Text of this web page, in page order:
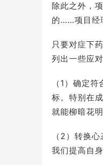
除此之外，
的……项目经
只要对症下
列出一些应
（1）确定
标。特别在
就能柳暗花明
（2）转换
我们提高自